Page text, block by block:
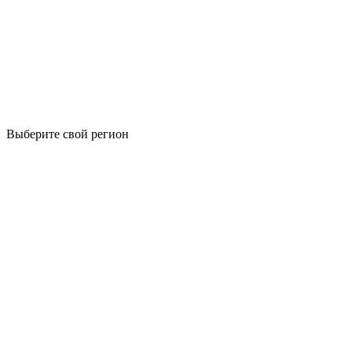
Выберите свой регион